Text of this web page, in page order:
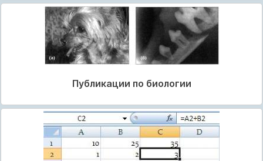
Публикации по биологии